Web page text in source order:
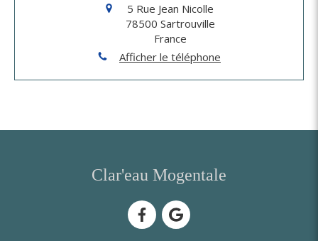
5 Rue Jean Nicolle
78500 Sartrouville
France
Afficher le téléphone
Clar'eau Mogentale